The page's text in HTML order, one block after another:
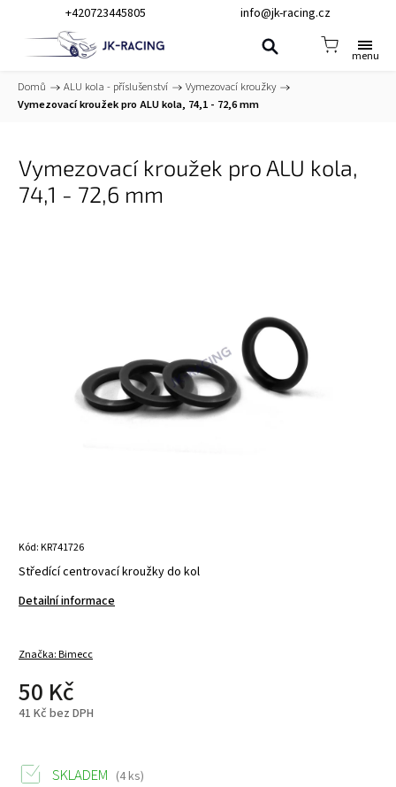
+420723445805 info@jk-racing.cz
Domů / ALU kola - příslušenství / Vymezovací kroužky /
Vymezovací kroužek pro ALU kola, 74,1 - 72,6 mm
Vymezovací kroužek pro ALU kola,
74,1 - 72,6 mm
Kód:KR741726
Středící centrovací kroužky do kol
Detailní informace
Značka:Bimecc
50 Kč
41 Kč bez DPH
SKLADEM (4 ks)